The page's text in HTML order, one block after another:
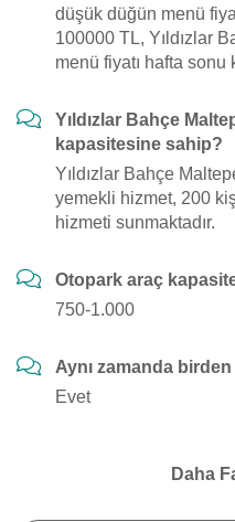
düşük düğün menü
100000 TL, Yıldızlar
menü fiyatı hafta
Yıldızlar Bahçe
kapasitesine sahip?
Yıldızlar Bahçe
yemekli hizmet, 200
hizmeti sunmaktadır.
Otopark araç
750-1.000
Aynı zamanda
Evet
Daha